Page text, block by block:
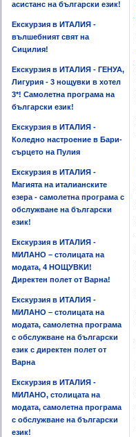
асистанс на български език!
Екскурзия в ИТАЛИЯ -
вълшебният свят на
Сицилия!
Екскурзия в ИТАЛИЯ - ГЕНУА,
Лигурия - 3 нощувки в хотел
3*! Самолетна програма на
български език!
Екскурзия в ИТАЛИЯ -
Коледно настроение в Бари-
сърцето на Пулия
Екскурзия в ИТАЛИЯ -
Магията на италианските
езера - самолетна програма с
обслужване на български
език!
Екскурзия в ИТАЛИЯ -
МИЛАНО – столицата на
модата, 4 НОЩУВКИ!
Директен полет от Варна!
Екскурзия в ИТАЛИЯ -
МИЛАНО – столицата на
модата, самолетна програма
с обслужване на български
език с директен полет от
Варна
Екскурзия в ИТАЛИЯ -
МИЛАНО, столицата на
модата, самолетна програма
с обслужване на български
език!